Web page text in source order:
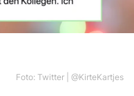
Foto: Twitter | @KirteKartjes